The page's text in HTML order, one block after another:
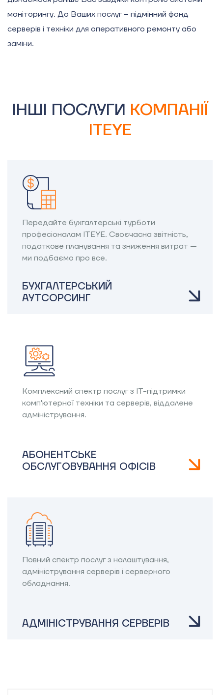
моніторингу. До Ваших послуг – підмінний фонд
серверів і техніки для оперативного ремонту або
заміни.
ІНШІ ПОСЛУГИ КОМПАНІЇ
ITEYE
Передайте бухгалтерські турботи
професіоналам ITEYE. Своєчасна звітність,
податкове планування та зниження витрат —
ми подбаємо про все.
БУХГАЛТЕРСЬКИЙ
АУТСОРСИНГ
Комплексний спектр послуг з IT-підтримки
комп'ютерної техніки та серверів, віддалене
адміністрування.
АБОНЕНТСЬКЕ
ОБСЛУГОВУВАННЯ ОФІСІВ
Повний спектр послуг з налаштування,
адміністрування серверів і серверного
обладнання.
АДМІНІСТРУВАННЯ СЕРВЕРІВ